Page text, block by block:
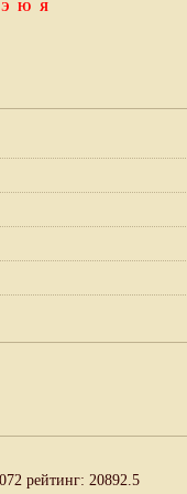
Э Ю
Я
рейтинг: 20892.5